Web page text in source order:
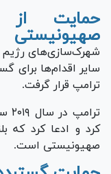
حمایت
صهیونیستی
شهرک‌سازی‌های
سایر اقدام‌ها برای
ترامپ قرار گرفت.
کرد و ادعا کرد که
صهیونیستی است.